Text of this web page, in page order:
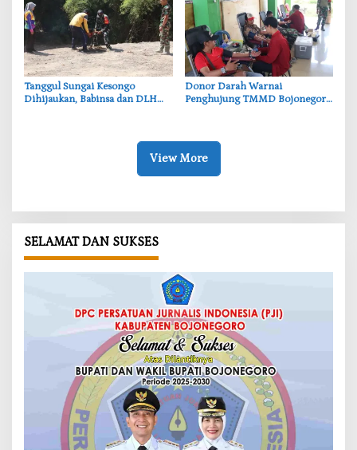
‎Tanggul Sungai Kesongo
Dihijaukan, Babinsa dan DLH
‎Donor Darah Warnai
Penghujung TMMD Bojonegoro
View More
SELAMAT DAN SUKSES